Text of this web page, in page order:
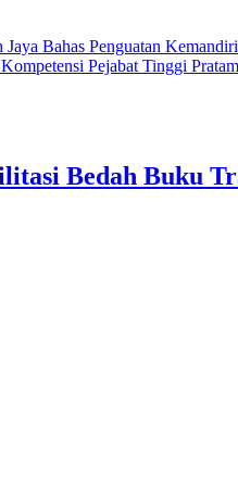
Bahas Penguatan
Pejabat Tinggi
Bedah Buku